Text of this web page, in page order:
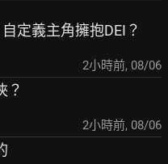
定義主角擁抱DEI？
2小時前, 08/06
？
2小時前, 08/06